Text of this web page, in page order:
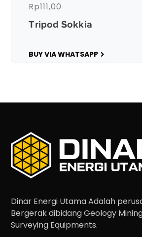
Tripod Sokkia
Rp111,00
BUY VIA WHATSAPP
Dinar Energi Utama Adalah
Bergerak dibidang Geology
Surveying Equipments.